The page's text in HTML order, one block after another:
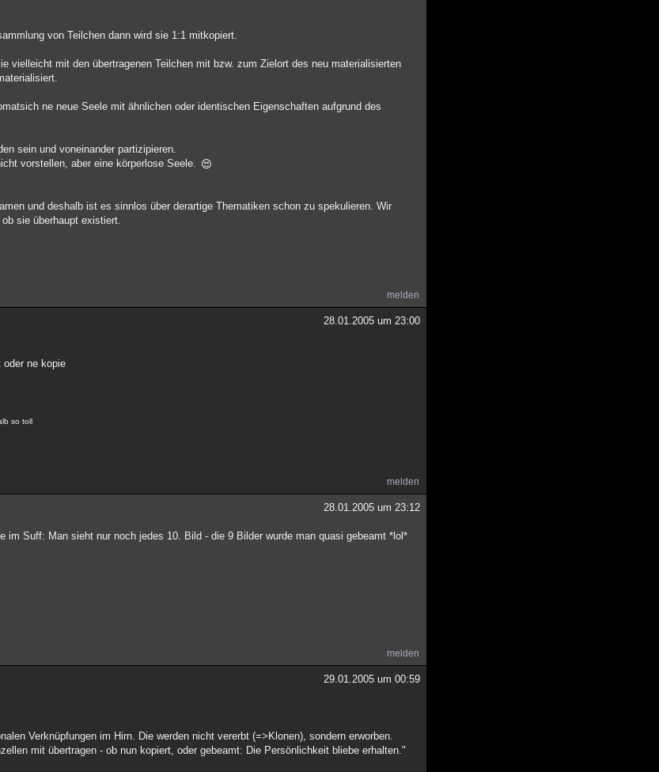
von Teilchen dann wird sie 1:1 mitkopiert.
vielleicht mit den übertragenen Teilchen mit bzw. zum Zielort des neu materialisierten
ne neue Seele mit ähnlichen oder identischen Eigenschaften aufgrund des
sein und voneinander partizipieren.
vorstellen, aber eine körperlose Seele.
und deshalb ist es sinnlos über derartige Thematiken schon zu spekulieren. Wir
sie überhaupt existiert.
melden
28.01.2005 um 23:00
oder ne kopie
so toll
melden
28.01.2005 um 23:12
Suff: Man sieht nur noch jedes 10. Bild - die 9 Bilder wurde man quasi gebeamt *lol*
melden
29.01.2005 um 00:59
Verknüpfungen im Hirn. Die werden nicht vererbt (=>Klonen), sondern erworben.
mit übertragen - ob nun kopiert, oder gebeamt: Die Persönlichkeit bliebe erhalten."